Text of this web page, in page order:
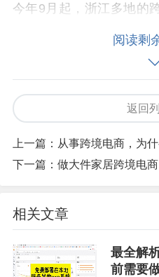
今年9月起，浙江多地的
就做好准备，提前备下了
“这2万棵圣诞树就是为欧
发货后，基本能做到3至
达。今年‘双11’如果卖得
森电商负责人Adela表示。
大展拳脚的畅快。目前
展瓶颈，工人数量也从
陈宇恒表示，“有的消费
阅读剩
返回
上一篇： 从事跨境电商，为什么需要
下一篇： 做大件家居跨境电商，怎
相关文章
最全解
前需要